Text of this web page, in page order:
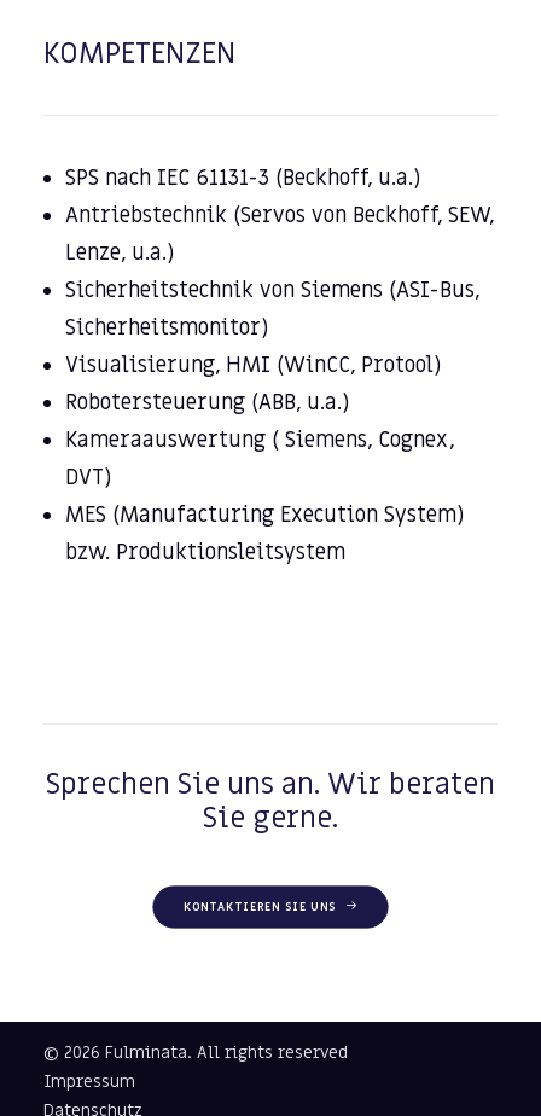
KOMPETENZEN
SPS nach IEC 61131-3 (Beckhoff, u.a.)
Antriebstechnik (Servos von Beckhoff, SEW,
Lenze, u.a.)
Sicherheitstechnik von Siemens (ASI-Bus,
Sicherheitsmonitor)
Visualisierung, HMI (WinCC, Protool)
Robotersteuerung (ABB, u.a.)
Kameraauswertung ( Siemens, Cognex,
DVT)
MES (Manufacturing Execution System)
bzw. Produktionsleitsystem
Sprechen Sie uns an. Wir beraten
Sie gerne.
KONTAKTIEREN SIE UNS
© 2026 Fulminata. All rights reserved
Impressum
Datenschutz